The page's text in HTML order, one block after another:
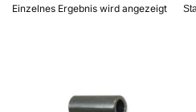
Einzelnes Ergebnis wird angezeigt